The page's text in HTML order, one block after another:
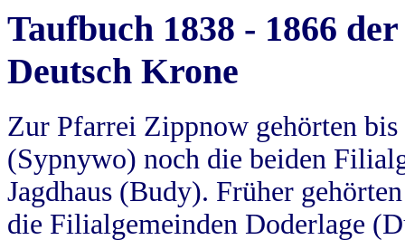
Taufbuch 1838 - 1866
Deutsch Krone
Zur Pfarrei Zippnow gehörten
(Sypnywo) noch die beiden
Jagdhaus (Budy). Früher
die Filialgemeinden Doderlage